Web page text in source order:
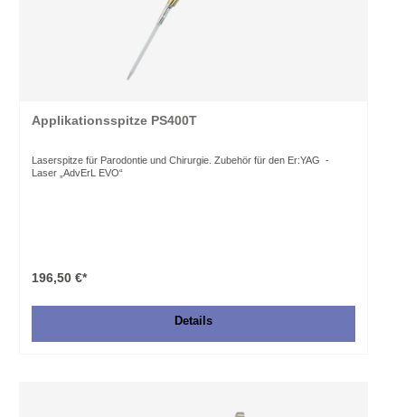
Applikationsspitze PS400T
Laserspitze für Parodontie und Chirurgie. Zubehör für den Er:YAG -
Laser „AdvErL EVO“
196,50 €*
Details